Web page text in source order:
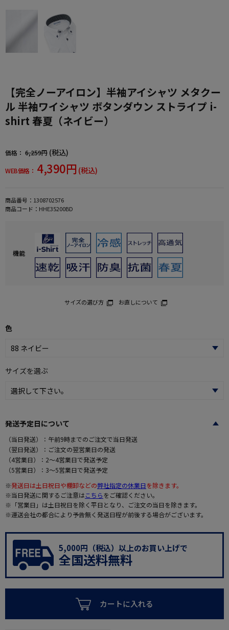
【完全ノーアイロン】半袖アイシャツ メタクー
ル 半袖ワイシャツ ボタンダウン ストライプ i-
shirt 春夏（ネイビー）
価格： 6,259円 (税込)
WEB価格： 4,390円 (税込)
商品番号： 1308702576
商品コード： HHE35200BD
機能
サイズの選び方 お直しについて
色
サイズを選ぶ
発送予定日について
（当日発送）：午前9時までのご注文で当日発送
（翌日発送）：ご注文の翌営業日の発送
（4営業日）：2～4営業日で発送予定
（5営業日）：3～5営業日で発送予定
※発送日は土日祝日や棚卸などの弊社指定の休業日を除きます。
※当日発送に関するご注意はこちらをご確認ください。
※「営業日」は土日祝日を除く平日となり、ご注文の当日を除きます。
※運送会社の都合により予告無く発送日程が前後する場合がございます。
5,000円（税込）以上のお買い上げで
全国送料無料
カートに入れる